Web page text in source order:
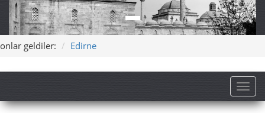
onlar geldiler: Edirne